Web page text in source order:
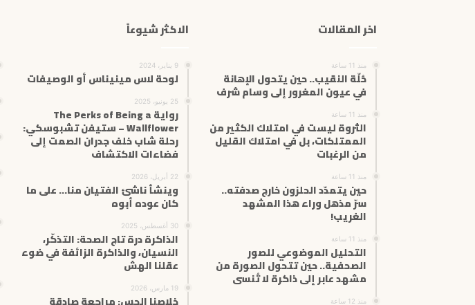
اخر المقالات
منذ 11 ساعة
حُلّة النقيب.. حين يتحول الإهانة
في عيون المغرور إلى وسام شرف
منذ 11 ساعة
الثروة ليست في امتلاك الكثير من
الممتلكات، بل في امتلاك القليل
من الرغبات
منذ 11 ساعة
حين يتمدّد الحلزون خارج صدفته..
سرّ مذهل وراء هذا المشهد
الغريب!
منذ 11 ساعة
التحليل الموضوعي للصور
الصحفية.. حين تتحول الصورة من
مشهد عابر إلى ذاكرة لا تُنسى
منذ 12 ساعة
الاكثر شيوعاً
9 يناير، 2024
لوحة لاس مينيناس أو الوصيفات
25 يونيو، 2025
رواية The Perks of Being a
Wallflower – ستيفن تشبوسكي:
رحلة شاب خلف جدران الصمت إلى
فضاءات الاكتشاف
22 أبريل، 2026
وينشأ ناشئ الفتيان منا… على ما
كان عوده أبوه
30 أغسطس، 2025
الذاكرة درة تاج الصحة: التذكّر،
النسيان، والذاكرة الزائفة في ضوء
عقلنا الهش
19 مارس، 2026
خلاصنا الحِس: مراجعة صادقة